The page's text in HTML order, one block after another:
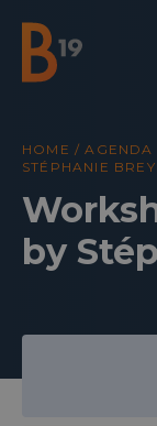
National
HOME /AGENDA
STÉPHANIE
by